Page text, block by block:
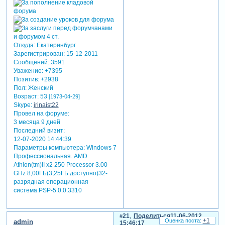
картину и отправляет в
Откуда:Екатеринбург
Зарегистрирован: 15-12-2011
Сообщений:3591
Уважение: +7395
Позитив: +2938
Пол:Женский
Возраст:53 [1973-04-29]
Skype: irinaist22
Провел на форуме:
3 месяца 9 дней
Последний визит:
12-07-2020 14:44:39
Параметры компьютера:Windows 7
Профессиональная. AMD
Athlon(tm)II x2 250 Processor 3.00
GHz 8,00ГБ(3,25ГБ доступно)32-
разрядная операционная
система.PSP-5.0.0.3310
Поделиться
21
11-06-2012
15:46:17
admin +1